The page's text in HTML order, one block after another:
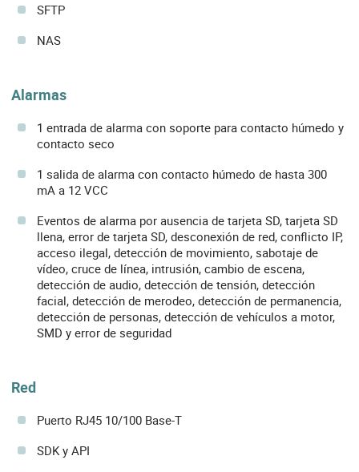
SFTP
NAS
Alarmas
1 entrada de alarma con soporte para contacto húmedo y
contacto seco
1 salida de alarma con contacto húmedo de hasta 300
mA a 12 VCC
Eventos de alarma por ausencia de tarjeta SD, tarjeta SD
llena, error de tarjeta SD, desconexión de red, conflicto IP,
acceso ilegal, detección de movimiento, sabotaje de
vídeo, cruce de línea, intrusión, cambio de escena,
detección de audio, detección de tensión, detección
facial, detección de merodeo, detección de permanencia,
detección de personas, detección de vehículos a motor,
SMD y error de seguridad
Red
Puerto RJ45 10/100 Base-T
SDK y API